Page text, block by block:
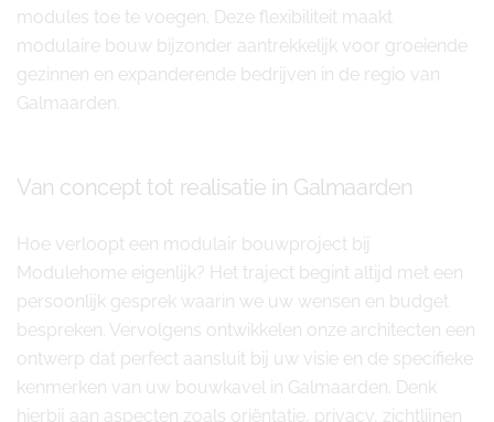
modules toe te voegen. Deze flexibiliteit maakt
modulaire bouw bijzonder aantrekkelijk voor groeiende
gezinnen en expanderende bedrijven in de regio van
Galmaarden.
Van concept tot realisatie in Galmaarden
Hoe verloopt een modulair bouwproject bij
Modulehome eigenlijk? Het traject begint altijd met een
persoonlijk gesprek waarin we uw wensen en budget
bespreken. Vervolgens ontwikkelen onze architecten een
ontwerp dat perfect aansluit bij uw visie en de specifieke
kenmerken van uw bouwkavel in Galmaarden. Denk
hierbij aan aspecten zoals oriëntatie, privacy, zichtlijnen